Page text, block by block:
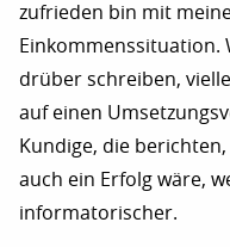
zufrieden bin mit
Einkommenssituation.
drüber schreiben,
auf einen
Kundige, die
auch ein Erfolg wäre,
informatorischer.